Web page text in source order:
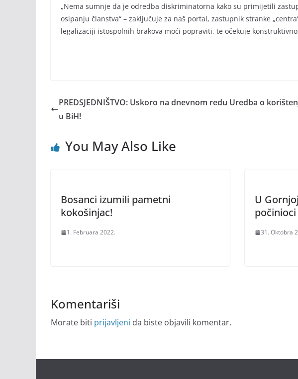
„Nema sumnje da je odredba diskriminatorna kako su primijetili
osipanju članstva“ – zaključuje za naš portal, zastupnik stranke
legalizaciji istospolnih brakova moći popraviti, te očekuje
PREDSJEDNIŠTVO: Uskoro na dnevnom redu Uredba o
u BiH!
You May Also Like
Bosanci izumili pametni
kokošinjac!
1. Februara 2022.
U
počinioci
31. Oktobra
Komentariši
Morate biti prijavljeni da biste objavili komentar.